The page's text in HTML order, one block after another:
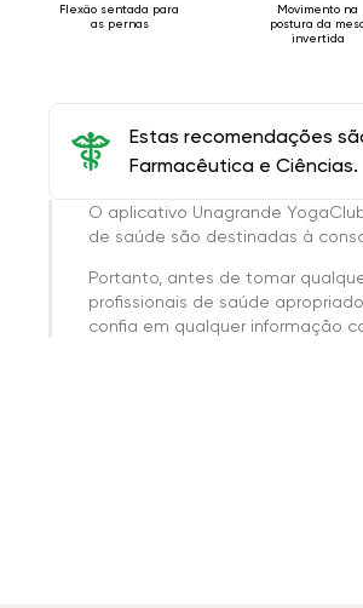
Flexão sentada para
as pernas
Movimento na
postura da
invertida
Estas recomendações
Farmacêutica e Ciências.
O aplicativo Unagrande
de saúde são destinadas à
Portanto, antes de tomar
profissionais de saúde
confia em qualquer informação